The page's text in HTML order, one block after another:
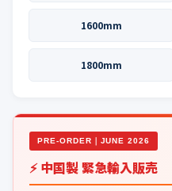
1600mm
1800mm
PRE-ORDER｜JUNE 2026
⚡ 中国製 緊急輸入販売